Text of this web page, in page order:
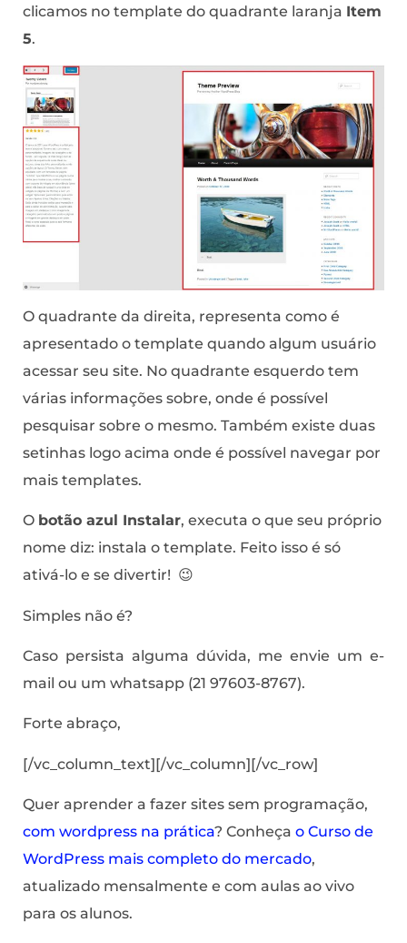
clicamos no template do quadrante laranja Item
5.
O quadrante da direita, representa como é
apresentado o template quando algum usuário
acessar seu site. No quadrante esquerdo tem
várias informações sobre, onde é possível
pesquisar sobre o mesmo. Também existe duas
setinhas logo acima onde é possível navegar por
mais templates.
O botão azul Instalar, executa o que seu próprio
nome diz: instala o template. Feito isso é só
ativá-lo e se divertir! 😉
Simples não é?
Caso persista alguma dúvida, me envie um e-
mail ou um whatsapp (21 97603-8767).
Forte abraço,
[/vc_column_text][/vc_column][/vc_row]
Quer aprender a fazer sites sem programação,
com wordpress na prática? Conheça o Curso de
WordPress mais completo do mercado,
atualizado mensalmente e com aulas ao vivo
para os alunos.